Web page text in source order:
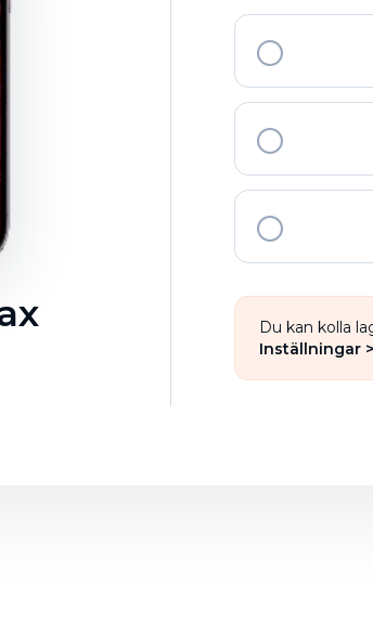
Du kan kolla
Inställningar